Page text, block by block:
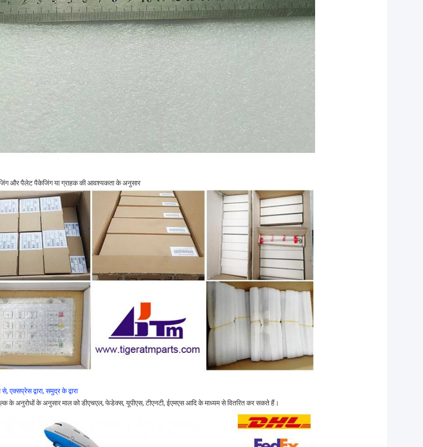
और पैलेट पैकेजिंग या ग्राहक की आवश्यकता के अनुसार
से, एक्सप्रेस द्वारा, समुद्र के द्वारा
के अनुरोधों के अनुसार माल को डीएचएल, फेडेक्स, यूपीएस, टीएनटी, ईएमएस आदि के माध्यम से वितरित कर सकते हैं।